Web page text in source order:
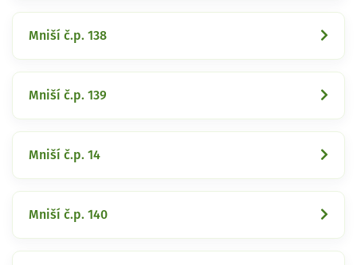
Mniší č.p. 138
Mniší č.p. 139
Mniší č.p. 14
Mniší č.p. 140